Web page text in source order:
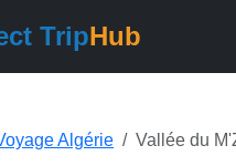
TripHub
Algérie Vallée du